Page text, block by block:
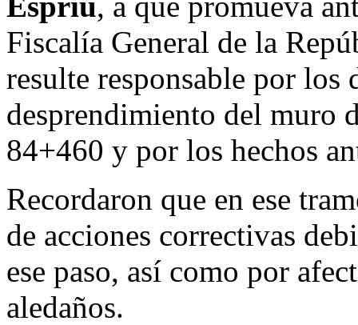
Fiscalía General de la
resulte responsable por los
desprendimiento del muro
84+460 y por los hechos
Recordaron que en ese
de acciones correctivas
ese paso, así como por
aledaños.